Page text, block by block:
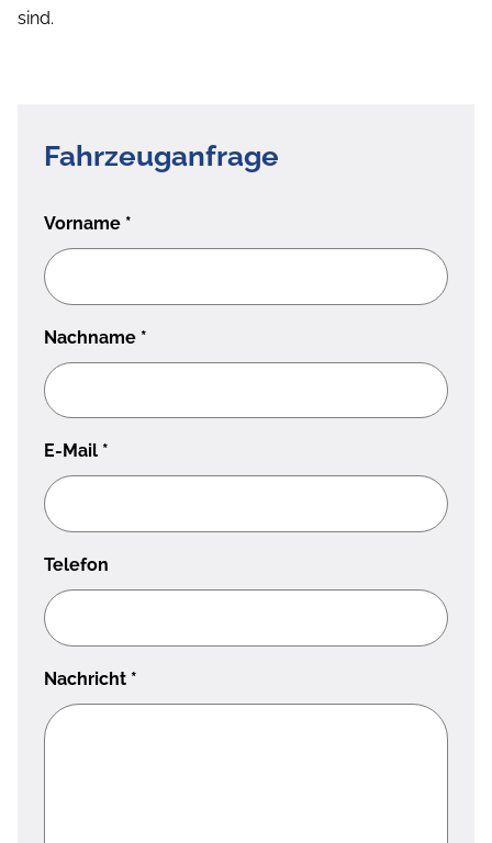
sind.
Fahrzeuganfrage
Vorname *
Nachname *
E-Mail *
Telefon
Nachricht *